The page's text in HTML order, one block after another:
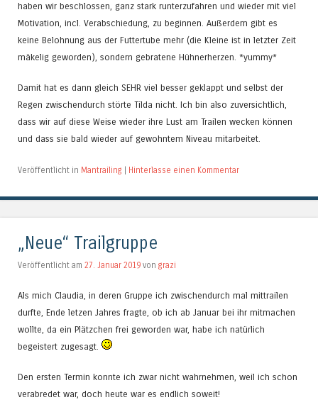
haben wir beschlossen, ganz stark runterzufahren und wieder mit viel
Motivation, incl. Verabschiedung, zu beginnen. Außerdem gibt es
keine Belohnung aus der Futtertube mehr (die Kleine ist in letzter Zeit
mäkelig geworden), sondern gebratene Hühnerherzen. *yummy*
Damit hat es dann gleich SEHR viel besser geklappt und selbst der
Regen zwischendurch störte Tilda nicht. Ich bin also zuversichtlich,
dass wir auf diese Weise wieder ihre Lust am Trailen wecken können
und dass sie bald wieder auf gewohntem Niveau mitarbeitet.
Veröffentlicht in Mantrailing | Hinterlasse einen Kommentar
„Neue“ Trailgruppe
Veröffentlicht am 27. Januar 2019 von grazi
Als mich Claudia, in deren Gruppe ich zwischendurch mal mittrailen
durfte, Ende letzen Jahres fragte, ob ich ab Januar bei ihr mitmachen
wollte, da ein Plätzchen frei geworden war, habe ich natürlich
begeistert zugesagt.
Den ersten Termin konnte ich zwar nicht wahrnehmen, weil ich schon
verabredet war, doch heute war es endlich soweit!